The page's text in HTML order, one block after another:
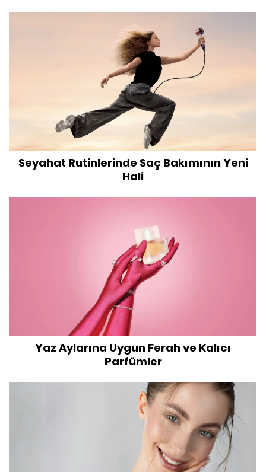
Seyahat Rutinlerinde Saç Bakımının Yeni
Hali
Yaz Aylarına Uygun Ferah ve Kalıcı
Parfümler